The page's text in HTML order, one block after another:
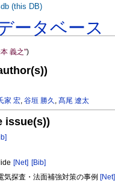
ータベース
義之")
家 宏,谷垣 勝久 ,髙尾 遼太
issue(s))
[Net] [Bib]
探査・法面補強対策の事例 [Net]
(this DB)